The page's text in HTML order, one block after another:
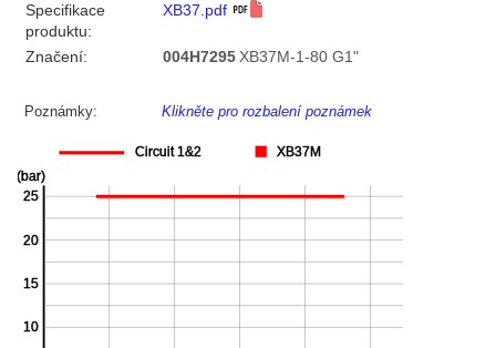
Specifikace
produktu:
XB37.pdf
Značení: 004H7295 XB37M-1-80 G1"
Poznámky: Klikněte pro rozbalení poznámek